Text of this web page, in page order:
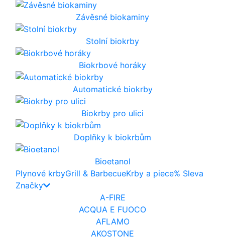
Závěsné biokaminy
Stolní biokrby
Biokrbové horáky
Automatické biokrby
Biokrby pro ulici
Doplňky k biokrbům
Bioetanol
Plynové krbyGrill & BarbecueKrby a piece% Sleva
Značky
A-FIRE
ACQUA E FUOCO
AFLAMO
AKOSTONE